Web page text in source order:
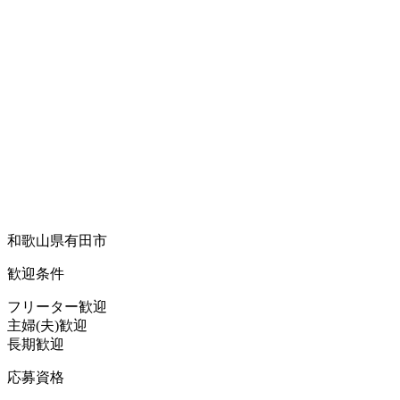
和歌山県有田市
歓迎条件
フリーター歓迎
主婦(夫)歓迎
長期歓迎
応募資格